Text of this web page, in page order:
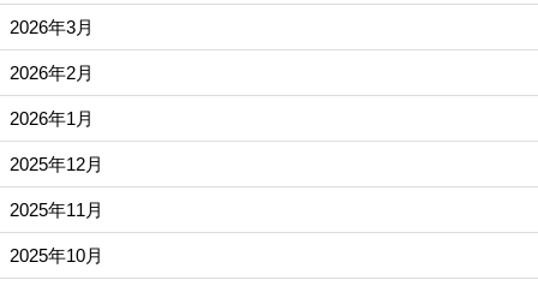
2026年3月
2026年2月
2026年1月
2025年12月
2025年11月
2025年10月